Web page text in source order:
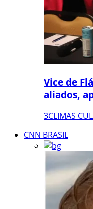
Vice de
aliados,
3CLIMAS
CNN BRASIL